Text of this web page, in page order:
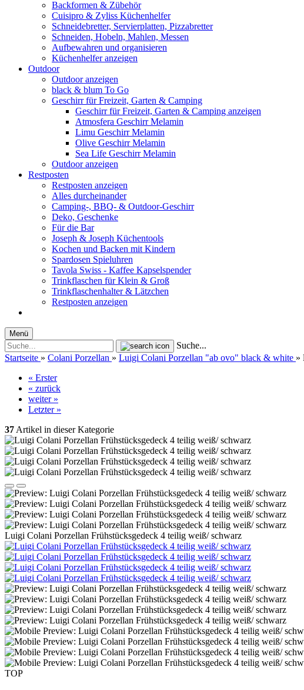
Backformen & Zübehör
Cuisipro & Zyliss Küchenhelfer
Schneidebretter, Servierplatten, Pizzabretter
Schneiden, Hobeln, Mahlen, Messen
Aufbewahren und organisieren
Küchenhelfer anzeigen
Outdoor
Outdoor anzeigen
black & blum To Go
Geschirr für Freizeit, Garten & Camping
Geschirr für Freizeit, Garten & Camping anzeigen
Atmosfera Geschirr Melamin
Limu Geschirr Melamin
Olive Geschirr Melamin
Sea Life Geschirr Melamin
Outdoor anzeigen
Restposten
Restposten anzeigen
Alles durcheinander
Camping-, BBQ- & Outdoor-Geschirr
Deko, Geschenke
Für die Bar
Joseph & Joseph Küchentools
Kochen und Backen mit Kindern
Spardosen Spieluhren
Tavola Swiss - Kaffee Kapselspender
Trinkflaschen für Klein & Groß
Trinkflaschenhalter & Lätzchen
Restposten anzeigen
Menü
Suche...
Startseite » Colani Porzellan » Luigi Colani Porzellan "ab ovo" black & white »
« Erster
« zurück
weiter »
Letzter »
37 Artikel in dieser Kategorie
Luigi Colani Porzellan Frühstücksgedeck 4 teilig weiß/ schwarz
TOP